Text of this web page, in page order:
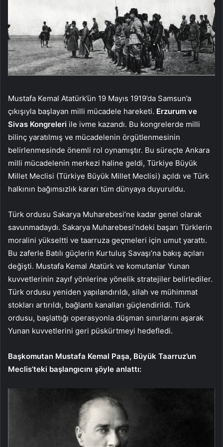
Mustafa Kemal Atatürk’ün 19 Mayıs 1919’da Samsun’a
çıkışıyla başlayan milli mücadele hareketi. Erzurum ve
Sivas Kongreleri ile ivme kazandı. Bu kongrelerde milli
bilinç yaratılmış ve mücadelenin örgütlenmesinin
belirlenmesinde önemli rol oynamıştır. Bu süreçte Ankara
milli mücadelenin merkezi haline geldi, Türkiye Büyük
Millet Meclisi (Türkiye Büyük Millet Meclisi) açıldı ve Türk
halkının bağımsızlık kararı tüm dünyaya duyuruldu.
Türk ordusu Sakarya Muharebesi’ne kadar genel olarak
savunmadaydı. Sakarya Muharebesi’ndeki başarı Türklerin
moralini yükseltti ve taarruza geçmeleri için umut yarattı.
Bu zaferle Batılı güçlerin Kurtuluş Savaşı’na bakış açıları
değişti. Mustafa Kemal Atatürk ve komutanlar Yunan
kuvvetlerinin zayıf yönlerine yönelik stratejiler belirlediler.
Türk ordusu yeniden yapılandırıldı, silah ve mühimmat
stokları artırıldı, bağlantı kanalları güçlendirildi. Türk
ordusu, başlattığı operasyonla düşman sınırlarını aşarak
Yunan kuvvetlerini geri püskürtmeyi hedefledi.
Başkomutan Mustafa Kemal Paşa, Büyük Taarruz’un
Meclis’teki başlangıcını şöyle anlattı: